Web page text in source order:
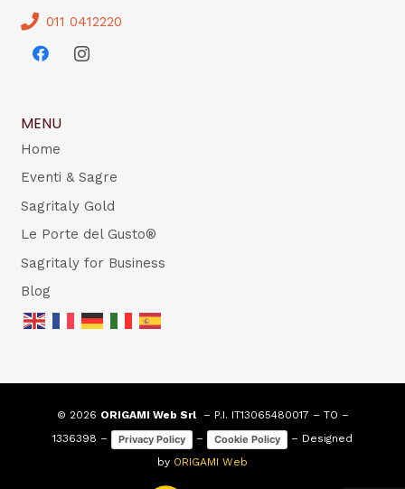
011 0412220
MENU
Home
Eventi & Sagre
Sagritaly Gold
Le Porte del Gusto®
Sagritaly for Business
Blog
© 2026 ORIGAMI Web Srl– P.I. IT13065480017 – TO –
1336398 –
Privacy Policy – Cookie Policy
– Designed
by ORIGAMI Web